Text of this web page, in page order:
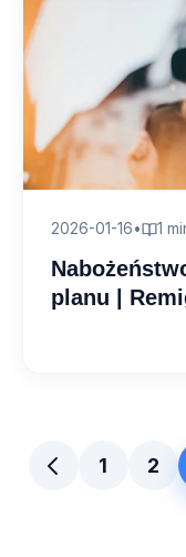
2026-01-16• 1
planu |
1 2